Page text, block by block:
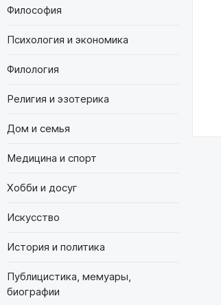
Философия
Психология и экономика
Филология
Религия и эзотерика
Дом и семья
Медицина и спорт
Хобби и досуг
Искусство
История и политика
Публицистика, мемуары,
биографии